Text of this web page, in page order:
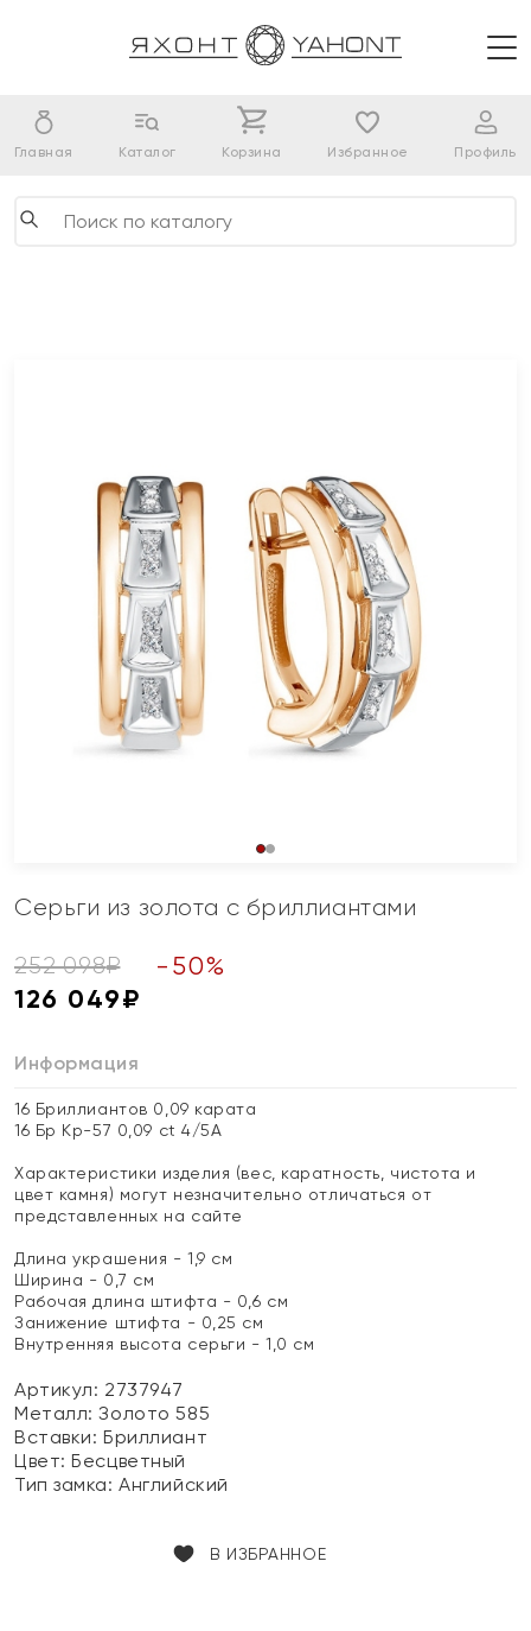
Главная Каталог Корзина Избранное Профиль
Серьги из золота с бриллиантами
252 098₽ - 50%
126 049₽
Информация
16 Бриллиантов 0,09 карата
16 Бр Кр-57 0,09 ct 4/5А
Характеристики изделия (вес, каратность, чистота и
цвет камня) могут незначительно отличаться от
представленных на сайте
Длина украшения - 1,9 см
Ширина - 0,7 см
Рабочая длина штифта - 0,6 см
Занижение штифта - 0,25 см
Внутренняя высота серьги - 1,0 см
Артикул: 2737947
Металл:Золото 585
Вставки:Бриллиант
Цвет:Бесцветный
Тип замка:Английский
В ИЗБРАННОЕ